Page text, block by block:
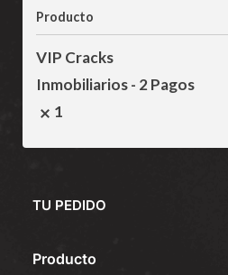
Producto
VIP Cracks
Inmobiliarios - 2 Pagos
1
TU PEDIDO
Producto